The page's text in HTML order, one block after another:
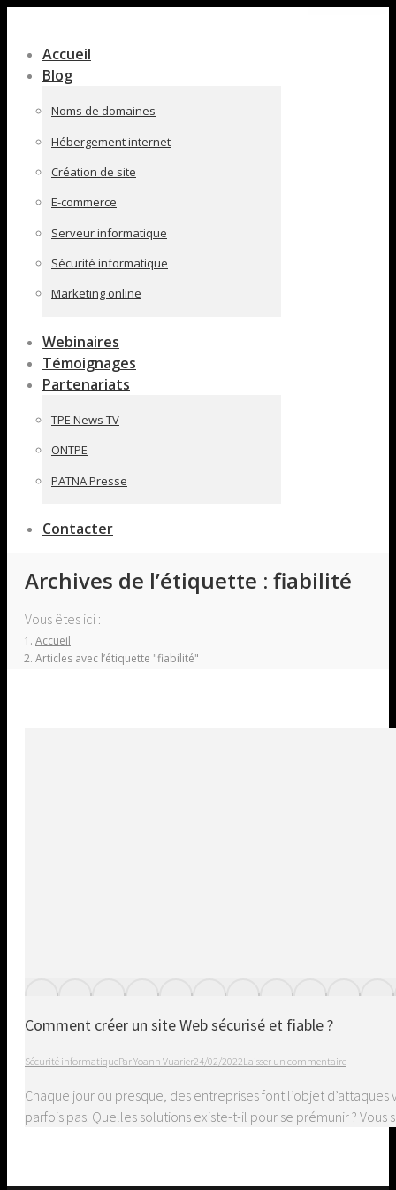
pleine
largeur
Accueil
Blog
Noms de domaines
Hébergement internet
Création de site
E-commerce
Serveur informatique
Sécurité informatique
Marketing online
Webinaires
Témoignages
Partenariats
TPE News TV
ONTPE
PATNA Presse
Contacter
Archives de l’étiquette : fiabilité
Vous êtes ici :
Accueil
Articles avec l’étiquette "fiabilité"
Comment créer un site Web sécurisé et fiable ?
Sécurité informatiqueParYoann Vuarier24/02/2022Laisser un commentaire
Chaque jour ou presque, des entreprises font l’objet
parfois pas. Quelles solutions existe-t-il pour se prémunir ?